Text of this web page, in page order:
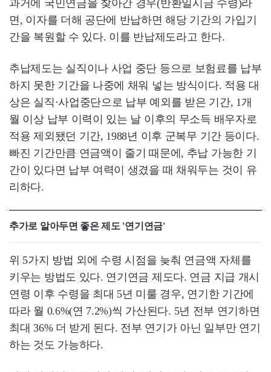
과거에 국민연금을 찾아간 경우(반환일시금 수령)라
면, 이자를 더해 공단에 반납하면 해당 기간의 가입기
간을 복원할 수 있다. 이를 반납제도라고 한다.
추납제도는 실직이나 사업 중단 등으로 보험료를 납부
하지 못한 기간을 나중에 채워 넣는 방식이다. 적용 대
상은 실직·사업중단으로 납부 예외를 받은 기간, 1개
월 이상 납부 이력이 있는 날 이후의 무소득 배우자로
적용 제외됐던 기간, 1988년 이후 군복무 기간 등이다.
빠진 기간만큼 연금액이 줄기 때문에, 추납 가능한 기
간이 있다면 납부 여력이 생겼을 때 채워두는 것이 유
리하다.
추가로 알아두면 좋은 제도 '연기연금'
위 5가지 방법 외에 수령 시점을 늦춰 연금액 자체를
키우는 방법도 있다. 연기연금 제도다. 연금 지급 개시
연령 이후 수령을 최대 5년 미룰 경우, 연기한 기간에
따라 월 0.6%(연 7.2%)씩 가산된다. 5년 전부 연기하면
최대 36% 더 받게 된다. 전부 연기가 아닌 일부만 연기
하는 것도 가능하다.